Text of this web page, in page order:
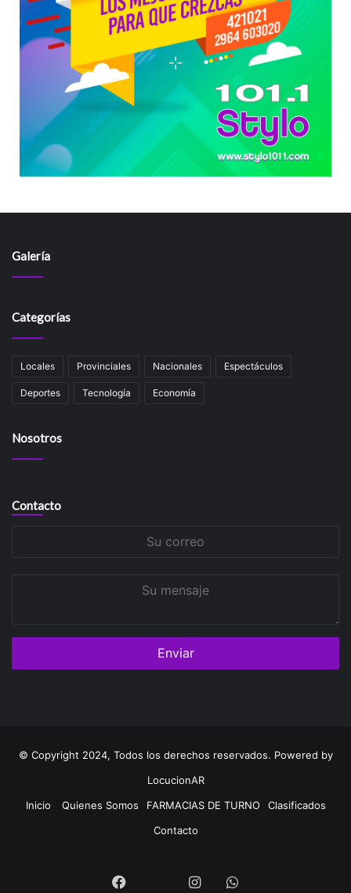
Galería
Categorías
Locales Provinciales Nacionales Espectáculos
Deportes Tecnología Economía
Nosotros
Contacto
© Copyright 2024, Todos los derechos reservados. Powered by
LocucionAR
Inicio
Quienes Somos FARMACIAS DE TURNO
Clasificados
Contacto
Facebook InstagramWhatsapp